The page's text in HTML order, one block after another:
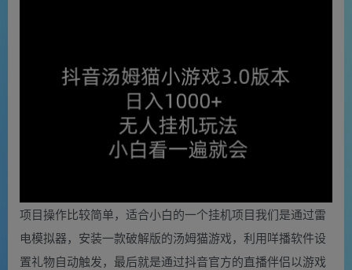
项目操作比较简单，适合小白的一个挂机项目我们是通过雷
电模拟器，安装一款破解版的汤姆猫游戏，利用咩播软件设
置礼物自动触发，最后就是通过抖音官方的直播伴侣以游戏